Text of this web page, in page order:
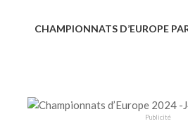
CHAMPIONNATS D’EUROPE
Publicité